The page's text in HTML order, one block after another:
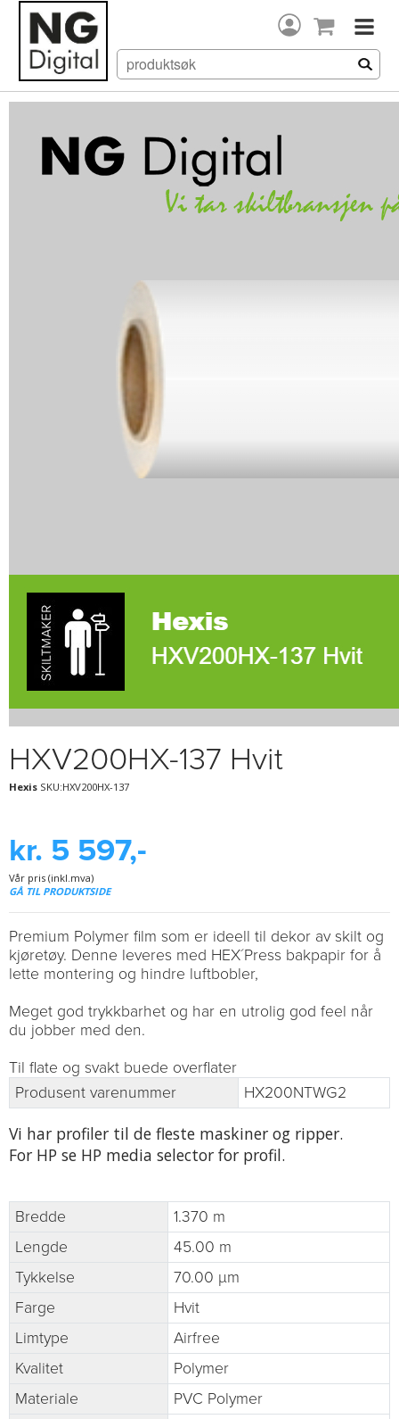
HXV200HX-137 Hvit
Hexis SKU:HXV200HX-137
kr. 5 597,-
Vår pris (inkl.mva)
GÅ TIL PRODUKTSIDE
Premium Polymer film som er ideell til dekor av skilt og
kjøretøy. Denne leveres med HEX´Press bakpapir for å
lette montering og hindre luftbobler,
Meget god trykkbarhet og har en utrolig god feel når
du jobber med den.
Til flate og svakt buede overflater
Produsent varenummer
HX200NTWG2
Vi har profiler til de fleste maskiner og ripper.
For HP se HP media selector for profil.
Bredde
1.370 m
Lengde
45.00 m
Tykkelse
70.00 µm
Farge
Hvit
Limtype
Airfree
Kvalitet
Polymer
Materiale
PVC Polymer